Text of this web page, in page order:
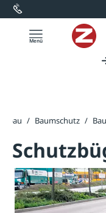
springen
/ Baumschutz /